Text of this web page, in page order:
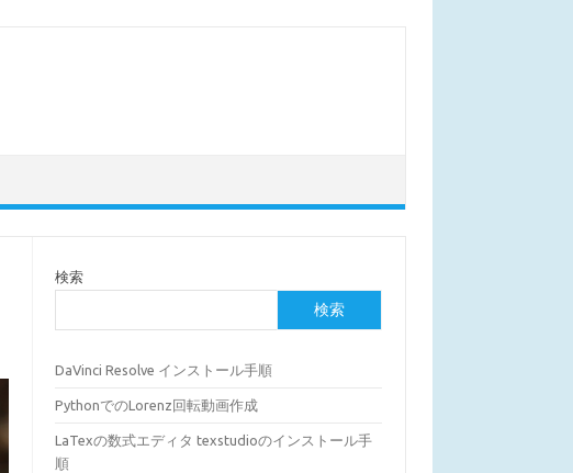
検索
検索
DaVinci Resolve インストール手順
PythonでのLorenz回転動画作成
LaTexの数式エディタ texstudioのインストール手
順